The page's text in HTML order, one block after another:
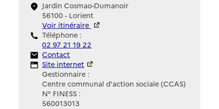
Jardin Cosmao-Dumanoir
56100 - Lorient
Voir itinéraire
Téléphone :
02 97 21 19 22
Contact
Contact
Site Internet
Site internet
Gestionnaire :
Centre communal d'action sociale (CCAS)
N° FINESS :
560013013